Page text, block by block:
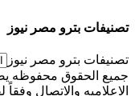
تصنيفات بترو مصر نيوز
تصنيفات بترو مصر نيوز
جميع الحقوق محفوظه
الاعلاميه والاتصال